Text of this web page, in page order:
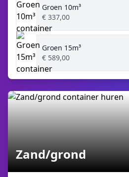
Groen 10m³
€ 337,00
Groen 15m³
€ 589,00
Zand/grond